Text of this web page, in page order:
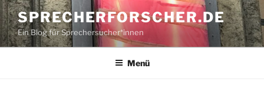
Zum
Inhalt
springen
SPRECHERFORSCHER.DE
Ein Blog für Sprechersucher*innen
Menü